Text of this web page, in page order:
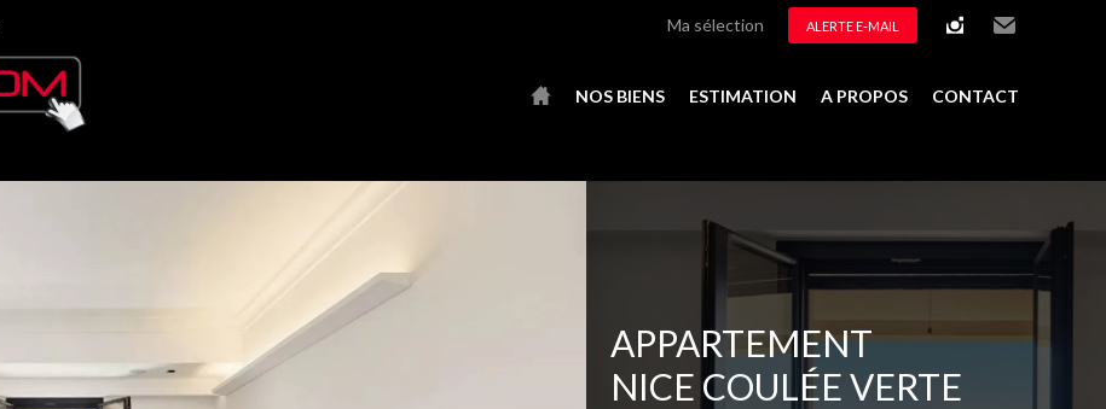
Ma sélection ALERTE E-MAIL
NOS BIENS ESTIMATION A PROPOS CONTACT
APPARTEMENT
NICE COULÉE VERTE